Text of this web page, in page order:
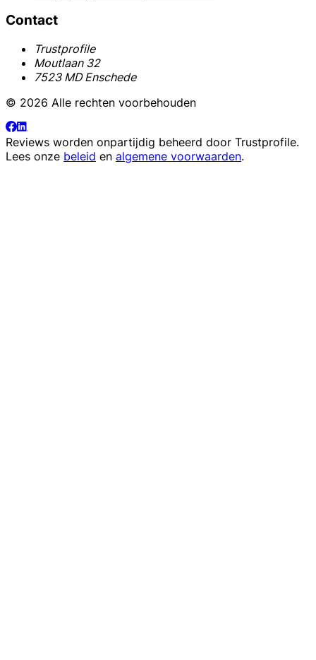
Contact
Trustprofile
Moutlaan 32
7523 MD Enschede
© 2026 Alle rechten voorbehouden
Reviews worden onpartijdig beheerd door Trustprofile.
Lees onze beleid en algemene voorwaarden.